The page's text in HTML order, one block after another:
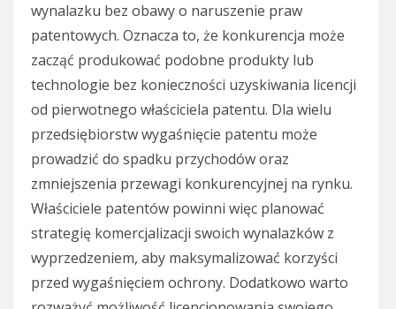
wynalazku bez obawy o naruszenie praw
patentowych. Oznacza to, że konkurencja może
zacząć produkować podobne produkty lub
technologie bez konieczności uzyskiwania licencji
od pierwotnego właściciela patentu. Dla wielu
przedsiębiorstw wygaśnięcie patentu może
prowadzić do spadku przychodów oraz
zmniejszenia przewagi konkurencyjnej na rynku.
Właściciele patentów powinni więc planować
strategię komercjalizacji swoich wynalazków z
wyprzedzeniem, aby maksymalizować korzyści
przed wygaśnięciem ochrony. Dodatkowo warto